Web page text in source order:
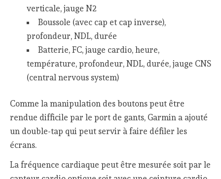
verticale, jauge N2
Boussole (avec cap et cap inverse),
profondeur, NDL, durée
Batterie, FC, jauge cardio, heure,
température, profondeur, NDL, durée, jauge CNS
(central nervous system)
Comme la manipulation des boutons peut être
rendue difficile par le port de gants, Garmin a ajouté
un double-tap qui peut servir à faire défiler les
écrans.
La fréquence cardiaque peut être mesurée soit par le